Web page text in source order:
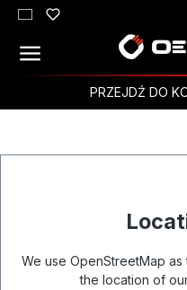
Przejdź do głównej
PRZEJDŹ DO
We use OpenStreetMap
the location of